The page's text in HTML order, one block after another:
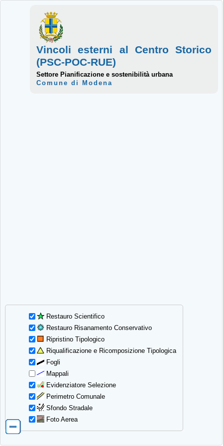
Restauro Scientifico
Restauro Risanamento Conservativo
Ripristino Tipologico
Riqualificazione e Ricomposizione Tipologica
Fogli
Mappali
Evidenziatore Selezione
Perimetro Comunale
Sfondo Stradale
Foto Aerea
Vincoli esterni al Centro Storico
(PSC-POC-RUE)
Settore Pianificazione e sostenibilità urbana
Comune di Modena